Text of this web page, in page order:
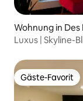
Wohnung in Des
Luxus | Skyline-
Gäste-Favorit
Gäste-Favorit